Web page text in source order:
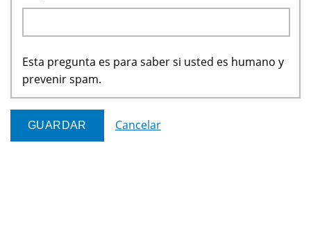
Esta pregunta es para saber si usted es humano y
prevenir spam.
Cancelar